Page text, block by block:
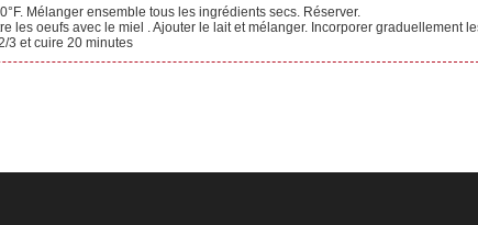
Mélanger ensemble tous les ingrédients secs. Réserver.
les oeufs avec le miel . Ajouter le lait et mélanger. Incorporer
3 et cuire 20 minutes